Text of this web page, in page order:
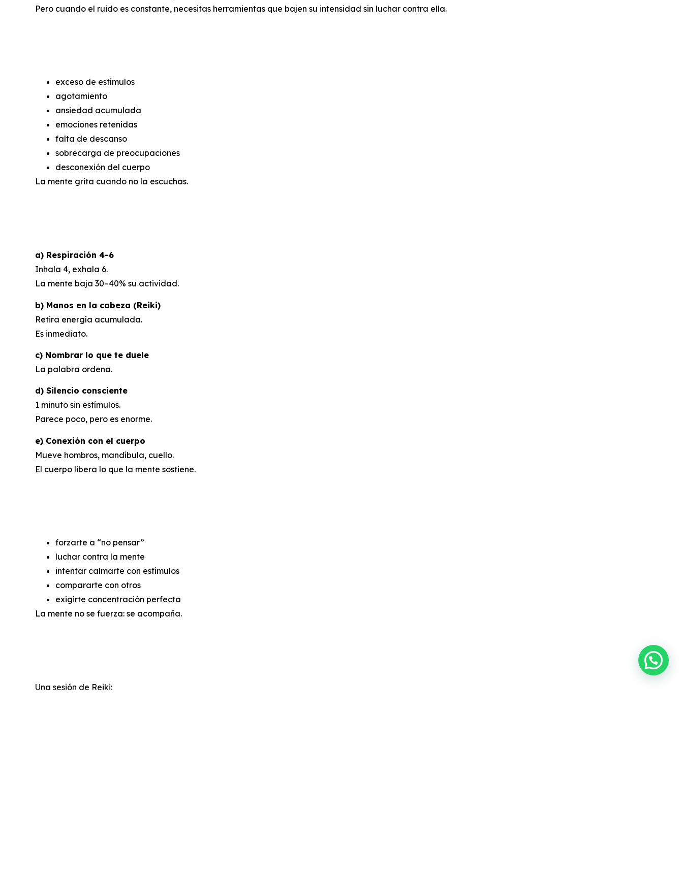
Pero cuando el ruido es constante, necesitas herramientas que bajen su intensidad sin luchar contra ella.
exceso de estímulos
agotamiento
ansiedad acumulada
emociones retenidas
falta de descanso
sobrecarga de preocupaciones
desconexión del cuerpo
La mente grita cuando no la escuchas.
a) Respiración 4-6
Inhala 4, exhala 6.
La mente baja 30–40% su actividad.
b) Manos en la cabeza (Reiki)
Retira energía acumulada.
Es inmediato.
c) Nombrar lo que te duele
La palabra ordena.
d) Silencio consciente
1 minuto sin estímulos.
Parece poco, pero es enorme.
e) Conexión con el cuerpo
Mueve hombros, mandíbula, cuello.
El cuerpo libera lo que la mente sostiene.
forzarte a “no pensar”
luchar contra la mente
intentar calmarte con estímulos
compararte con otros
exigirte concentración perfecta
La mente no se fuerza: se acompaña.
Una sesión de Reiki: